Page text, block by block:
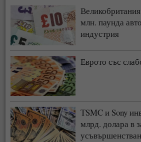
млн. паунда
индустрия
Еврото със
TSMC и Sony
млрд. долара в